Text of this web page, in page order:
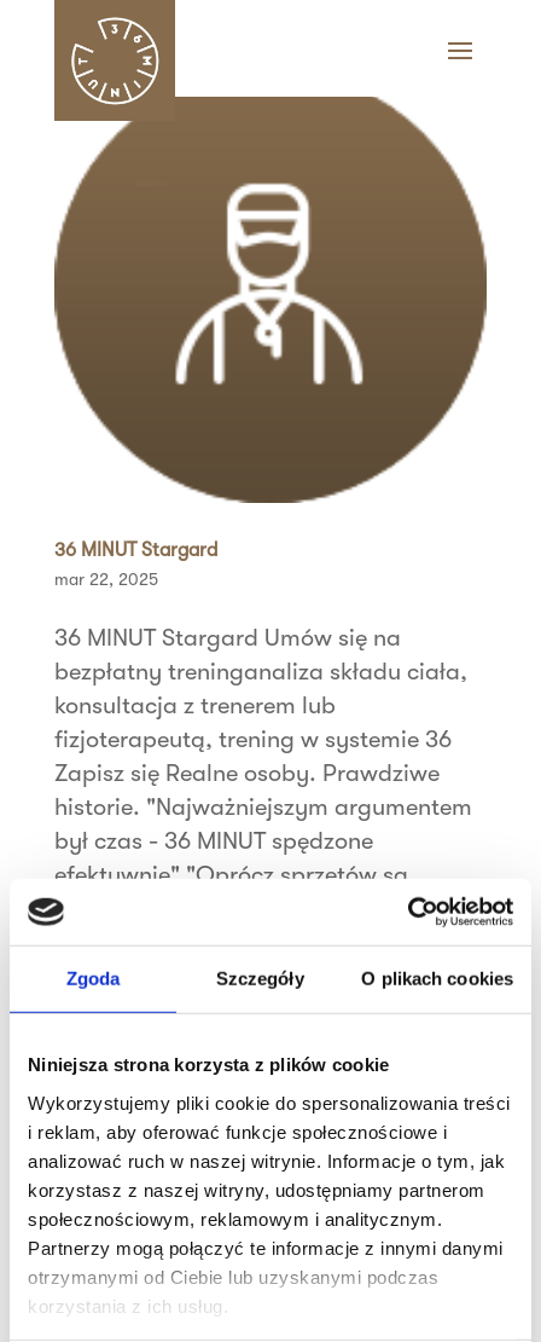
Zgoda Szczegóły O plikach cookies
Niniejsza strona korzysta z plików cookie
Wykorzystujemy pliki cookie do spersonalizowania treści
i reklam, aby oferować funkcje społecznościowe i
analizować ruch w naszej witrynie. Informacje o tym, jak
korzystasz z naszej witryny, udostępniamy partnerom
społecznościowym, reklamowym i analitycznym.
Partnerzy mogą połączyć te informacje z innymi danymi
otrzymanymi od Ciebie lub uzyskanymi podczas
korzystania z ich usług.
36 MINUT Stargard
mar 22, 2025
36 MINUT Stargard Umów się na
bezpłatny treninganaliza składu ciała,
konsultacja z trenerem lub
fizjoterapeutą, trening w systemie 36
Zapisz się Realne osoby. Prawdziwe
historie. "Najważniejszym argumentem
był czas - 36 MINUT spędzone
efektywnie" "Oprócz sprzętów są...
Szukaj
Sukcesy klubowiczek!
Trening wytrzymałościowo-siłowy
Witamy 36 MINUT Strzałkowo
Witamy 36 MINUT Sosnowiec
Witamy 36 MINUT Busko-Zdrój